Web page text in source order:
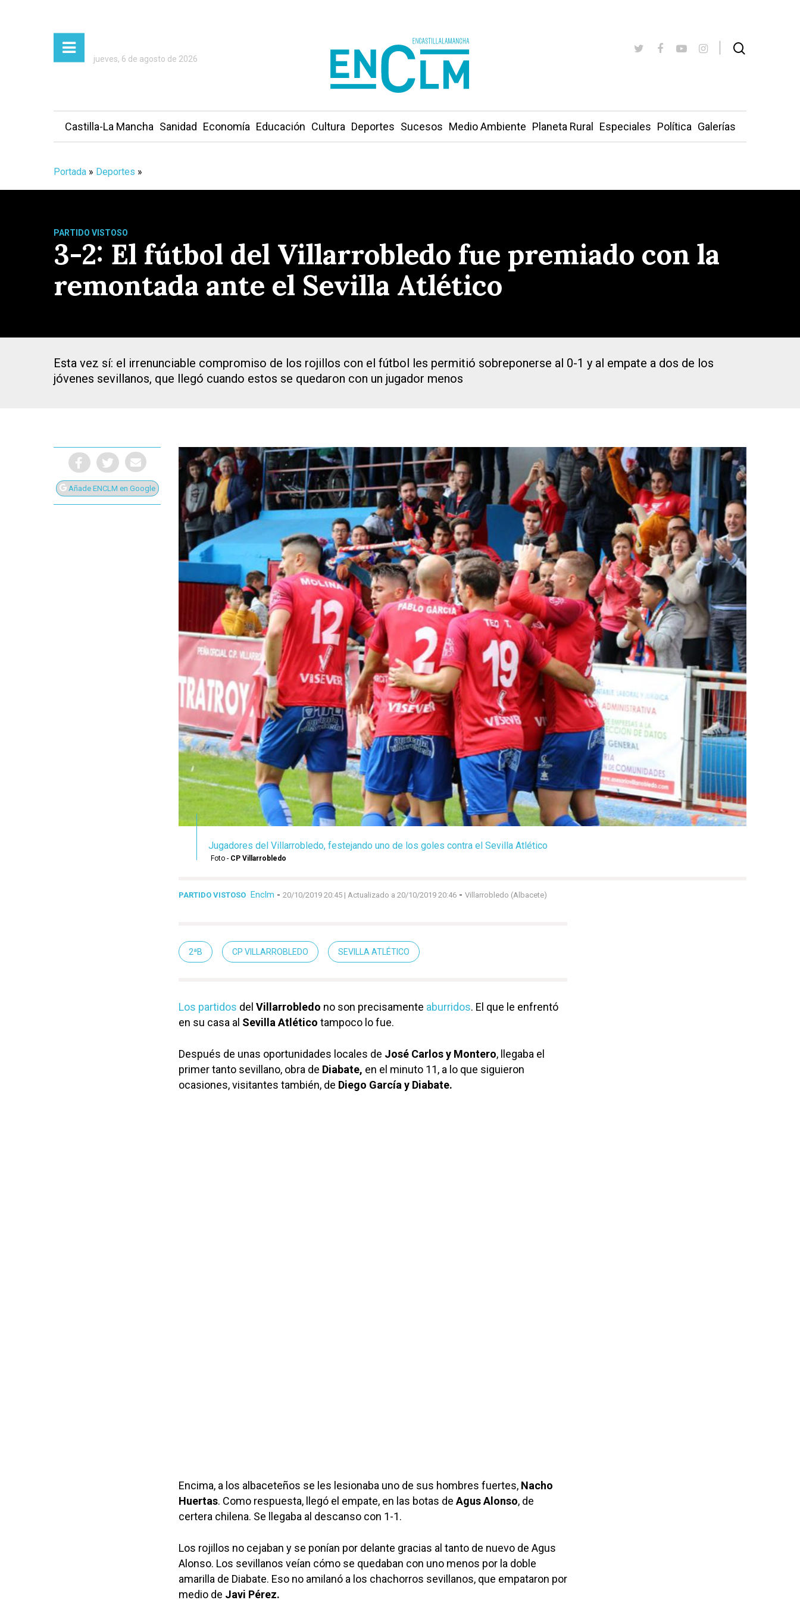
Presiona Intro para buscar o ESC para cerrar
jueves, 6 de agosto de 2026
Castilla-La Mancha Sanidad Economía Educación Cultura Deportes Sucesos Medio Ambiente Planeta Rural Especiales Política Galerías
Portada » Deportes »
PARTIDO VISTOSO
3-2: El fútbol del Villarrobledo fue premiado con la
remontada ante el Sevilla Atlético
Esta vez sí: el irrenunciable compromiso de los rojillos con el fútbol les permitió sobreponerse al 0-1 y al empate a dos de los
jóvenes sevillanos, que llegó cuando estos se quedaron con un jugador menos
Añade ENCLM en Google
Jugadores del Villarrobledo, festejando uno de los goles contra el Sevilla Atlético
Foto - CP Villarrobledo
PARTIDO VISTOSO Enclm - 20/10/2019 20:45 | Actualizado a 20/10/2019 20:46 - Villarrobledo (Albacete)
2ªB CP VILLARROBLEDO SEVILLA ATLÉTICO
Los partidos del Villarrobledo no son precisamente aburridos. El que le enfrentó
en su casa al Sevilla Atlético tampoco lo fue.
Después de unas oportunidades locales de José Carlos y Montero, llegaba el
primer tanto sevillano, obra de Diabate, en el minuto 11, a lo que siguieron
ocasiones, visitantes también, de Diego García y Diabate.
Encima, a los albaceteños se les lesionaba uno de sus hombres fuertes, Nacho
Huertas. Como respuesta, llegó el empate, en las botas de Agus Alonso, de
certera chilena. Se llegaba al descanso con 1-1.
Los rojillos no cejaban y se ponían por delante gracias al tanto de nuevo de Agus
Alonso. Los sevillanos veían cómo se quedaban con uno menos por la doble
amarilla de Diabate. Eso no amilanó a los chachorros sevillanos, que empataron por
medio de Javi Pérez.